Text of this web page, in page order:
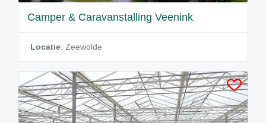
Camper & Caravanstalling Veenink
Locatie: Zeewolde